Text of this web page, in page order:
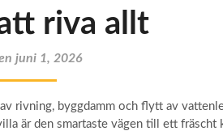
riva allt
juni 1, 2026
rivning, byggdamm och flytt av
är den smartaste vägen till ett fräscht